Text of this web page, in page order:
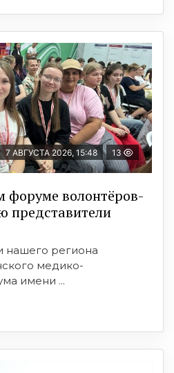
7 АВГУСТА 2026, 15:48 13
форуме волонтёров-
представители
нашего региона
медико-
имени ...